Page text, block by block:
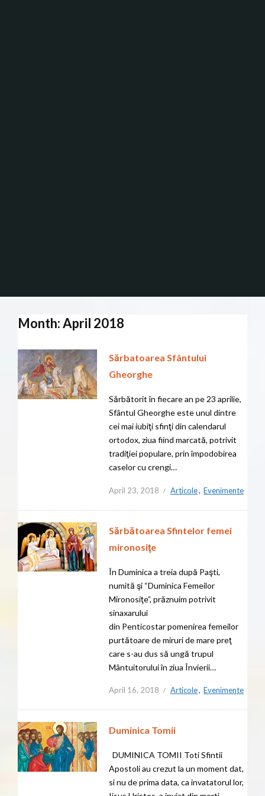
Month: April 2018
Sărbatoarea Sfântului
Gheorghe
Sărbătorit în fiecare an pe 23 aprilie,
Sfântul Gheorghe este unul dintre
cei mai iubiţi sfinţi din calendarul
ortodox, ziua fiind marcată, potrivit
tradiţiei populare, prin împodobirea
caselor cu crengi…
April 23, 2018 Articole, Evenimente
Sărbătoarea Sfintelor femei
mironosiţe
În Duminica a treia după Paşti,
numită şi “Duminica Femeilor
Mironosiţe”, prăznuim potrivit
sinaxarului
din Penticostar pomenirea femeilor
purtătoare de miruri de mare preţ
care s-au dus să ungă trupul
Mântuitorului în ziua Învierii…
April 16, 2018 Articole, Evenimente
Duminica Tomii
DUMINICA TOMII Toti Sfintii
Apostoli au crezut la un moment dat,
si nu de prima data, ca invatatorul lor,